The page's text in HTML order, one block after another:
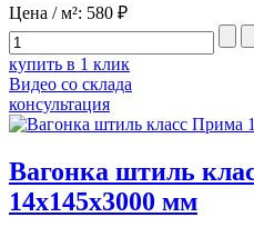
Цена / м²: 580 ₽
купить в 1 клик
Видео со склада
консультация
Вагонка штиль
14x145x3000 мм